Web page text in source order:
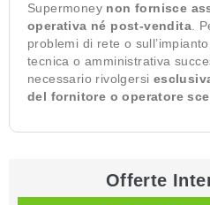
Supermoney non fornisce
operativa né post-vendita .
problemi di rete o
tecnica o amministrativa
necessario rivolgersi
del fornitore o operatore
Offerte